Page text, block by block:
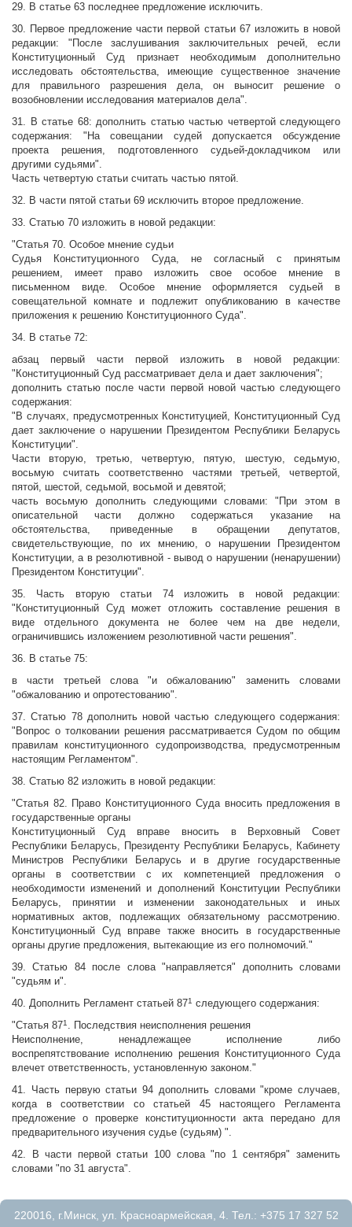
29. В статье 63 последнее предложение исключить.
30. Первое предложение части первой статьи 67 изложить в новой
редакции: "После заслушивания заключительных речей, если
Конституционный Суд признает необходимым дополнительно
исследовать обстоятельства, имеющие существенное значение
для правильного разрешения дела, он выносит решение о
возобновлении исследования материалов дела".
31. В статье 68: дополнить статью частью четвертой следующего
содержания: "На совещании судей допускается обсуждение
проекта решения, подготовленного судьей-докладчиком или
другими судьями".
Часть четвертую статьи считать частью пятой.
32. В части пятой статьи 69 исключить второе предложение.
33. Статью 70 изложить в новой редакции:
"Статья 70. Особое мнение судьи
Судья Конституционного Суда, не согласный с принятым
решением, имеет право изложить свое особое мнение в
письменном виде. Особое мнение оформляется судьей в
совещательной комнате и подлежит опубликованию в качестве
приложения к решению Конституционного Суда".
34. В статье 72:
абзац первый части первой изложить в новой редакции:
"Конституционный Суд рассматривает дела и дает заключения";
дополнить статью после части первой новой частью следующего
содержания:
"В случаях, предусмотренных Конституцией, Конституционный Суд
дает заключение о нарушении Президентом Республики Беларусь
Конституции".
Части вторую, третью, четвертую, пятую, шестую, седьмую,
восьмую считать соответственно частями третьей, четвертой,
пятой, шестой, седьмой, восьмой и девятой;
часть восьмую дополнить следующими словами: "При этом в
описательной части должно содержаться указание на
обстоятельства, приведенные в обращении депутатов,
свидетельствующие, по их мнению, о нарушении Президентом
Конституции, а в резолютивной - вывод о нарушении (ненарушении)
Президентом Конституции".
35. Часть вторую статьи 74 изложить в новой редакции:
"Конституционный Суд может отложить составление решения в
виде отдельного документа не более чем на две недели,
ограничившись изложением резолютивной части решения".
36. В статье 75:
в части третьей слова "и обжалованию" заменить словами
"обжалованию и опротестованию".
37. Статью 78 дополнить новой частью следующего содержания:
"Вопрос о толковании решения рассматривается Судом по общим
правилам конституционного судопроизводства, предусмотренным
настоящим Регламентом".
38. Статью 82 изложить в новой редакции:
"Статья 82. Право Конституционного Суда вносить предложения в
государственные органы
Конституционный Суд вправе вносить в Верховный Совет
Республики Беларусь, Президенту Республики Беларусь, Кабинету
Министров Республики Беларусь и в другие государственные
органы в соответствии с их компетенцией предложения о
необходимости изменений и дополнений Конституции Республики
Беларусь, принятии и изменении законодательных и иных
нормативных актов, подлежащих обязательному рассмотрению.
Конституционный Суд вправе также вносить в государственные
органы другие предложения, вытекающие из его полномочий."
39. Статью 84 после слова "направляется" дополнить словами
"судьям и".
40. Дополнить Регламент статьей 871 следующего содержания:
"Статья 871 . Последствия неисполнения решения
Неисполнение, ненадлежащее исполнение либо
воспрепятствование исполнению решения Конституционного Суда
влечет ответственность, установленную законом."
41. Часть первую статьи 94 дополнить словами "кроме случаев,
когда в соответствии со статьей 45 настоящего Регламента
предложение о проверке конституционности акта передано для
предварительного изучения судье (судьям) ".
42. В части первой статьи 100 слова "по 1 сентября" заменить
словами "по 31 августа".
220016, г.Минск, ул. Красноармейская, 4. Тел.: +375 17 327 52